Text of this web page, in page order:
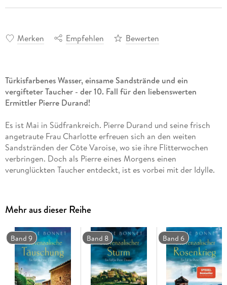
Merken Empfehlen Bewerten
Türkisfarbenes Wasser, einsame Sandstrände und ein
vergifteter Taucher - der 10. Fall für den liebenswerten
Ermittler Pierre Durand!
Es ist Mai in Südfrankreich. Pierre Durand und seine frisch
angetraute Frau Charlotte erfreuen sich an den weiten
Sandstränden der Côte Varoise, wo sie ihre Flitterwochen
verbringen. Doch als Pierre eines Morgens einen
verunglückten Taucher entdeckt, ist es vorbei mit der Idylle.
Bedenken, er will Charlotte zuliebe den Urlaub nicht
gefährden. Aber dann verschwindet der Arzt spurlos. Pierre
beschließt, der Sache auf den Grund zu gehen. Er stößt auf
weitere seltsame Vorfälle, die mit dem Bau einer Wasser-
Pipeline zu tun haben. Seine Flitterwochen scheinen
endgültig ruiniert - bis Pierre unerwartete Unterstützung
erhält . . .
Mehr aus dieser Reihe
Band 9 Band 8 Band 6